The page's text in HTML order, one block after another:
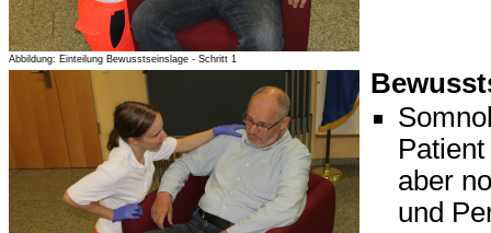
Abbildung: Einteilung Bewusstseinslage - Schritt 1
aber
und